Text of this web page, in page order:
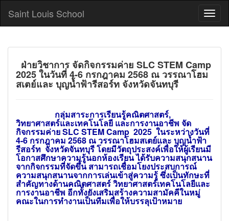
Saint Louis School
ฝ่ายวิชาการ จัดกิจกรรมค่าย SLC STEM Camp
2025 ในวันที่ 4-6 กรกฎาคม 2568 ณ วรรณาโฮม
สเตย์และ บุญน้ำฟ้ารีสอร์ท จังหวัดจันทบุรี
กลุ่มสาระการเรียนรู้คณิตศาสตร์,
วิทยาศาสตร์และเทคโนโลยี และการงานอาชีพ จัด
กิจกรรมค่าย SLC STEM Camp 2025 ในระหว่างวันที่
4-6 กรกฎาคม 2568 ณ วรรณาโฮมสเตย์และ บุญน้ำฟ้า
รีสอร์ท จังหวัดจันทบุรี โดยมีวัตถุประสงค์เพื่อให้ผู้เรียนมี
โอกาสศึกษาความรู้นอกห้องเรียน ได้รับความสนุกสนาน
จากกิจกรรมที่จัดขึ้น สามารถเชื่อมโยงประสบการณ์
ความสนุกสนานจากการเล่นเข้าสู่ความรู้ ซึ่งเป็นทักษะที่
สำคัญทางด้านคณิตศาสตร์ วิทยาศาสตร์เทคโนโลยีและ
การงานอาชีพ อีกทั้งยังเสริมสร้างความสามัคคีในหมู่
คณะในการทำงานเป็นทีมเพื่อให้บรรลุเป้าหมาย